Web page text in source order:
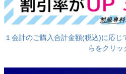
１会計のご購入合計金額(税込)に応
らをクリッ